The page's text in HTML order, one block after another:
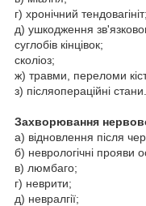
г) хронічний тендовагініт;
д) ушкодження
суглобів кінцівок;
сколіоз;
ж) травми, переломи
з) післяопераційні стани.
Захворювання
а) відновлення після
б) неврологічні прояви
в) люмбаго;
г) неврити;
д) невралгії;